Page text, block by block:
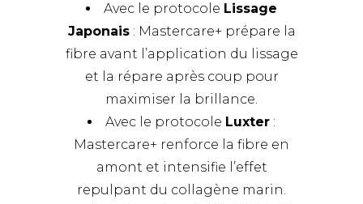
Avec le protocole Lissage
Japonais: Mastercare+ prépare la
fibre avant l’application du lissage
et la répare après coup pour
maximiser la brillance.
Avec le protocole Luxter :
Mastercare+ renforce la fibre en
amont et intensifie l’effet
repulpant du collagène marin.